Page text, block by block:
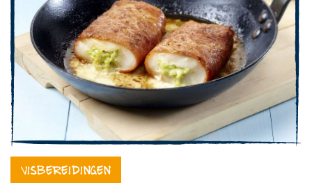
Visbereidingen